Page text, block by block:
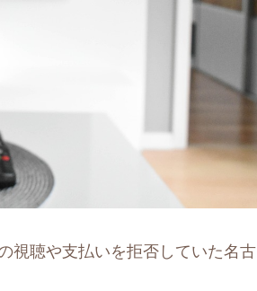
視聴や支払いを拒否していた名古